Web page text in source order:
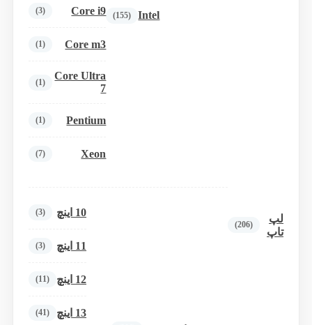
لپ
تاپ
(206)
Intel
(155)
Core i9
(3)
Core m3
(1)
Core Ultra
7
(1)
Pentium
(1)
Xeon
(7)
10 اینچ (3)
11 اینچ (3)
12 اینچ (11)
13 اینچ (41)